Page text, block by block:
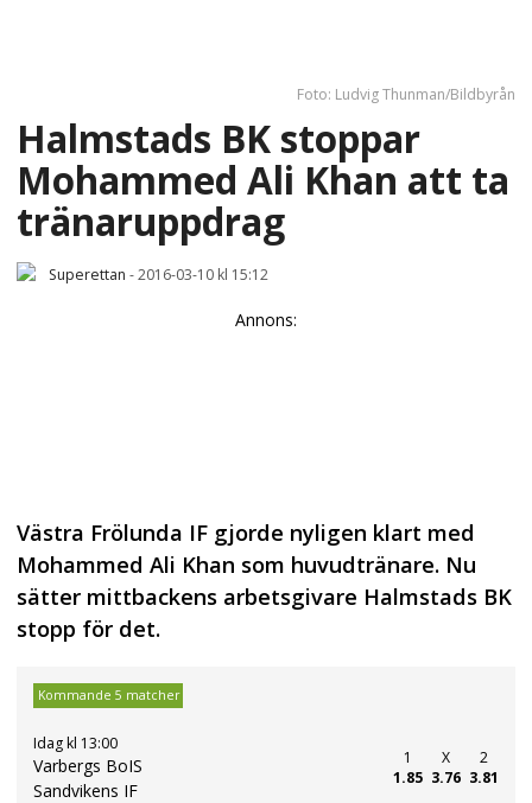
Foto: Ludvig Thunman/Bildbyrån
Halmstads BK stoppar
Mohammed Ali Khan att ta
tränaruppdrag
Superettan -2016-03-10 kl 15:12
Annons:
Västra Frölunda IF gjorde nyligen klart med
Mohammed Ali Khan som huvudtränare. Nu
sätter mittbackens arbetsgivare Halmstads BK
stopp för det.
Kommande 5 matcher
Idag kl 13:00
Varbergs BoIS
Sandvikens IF
1
1.85
X
3.76
2
3.81